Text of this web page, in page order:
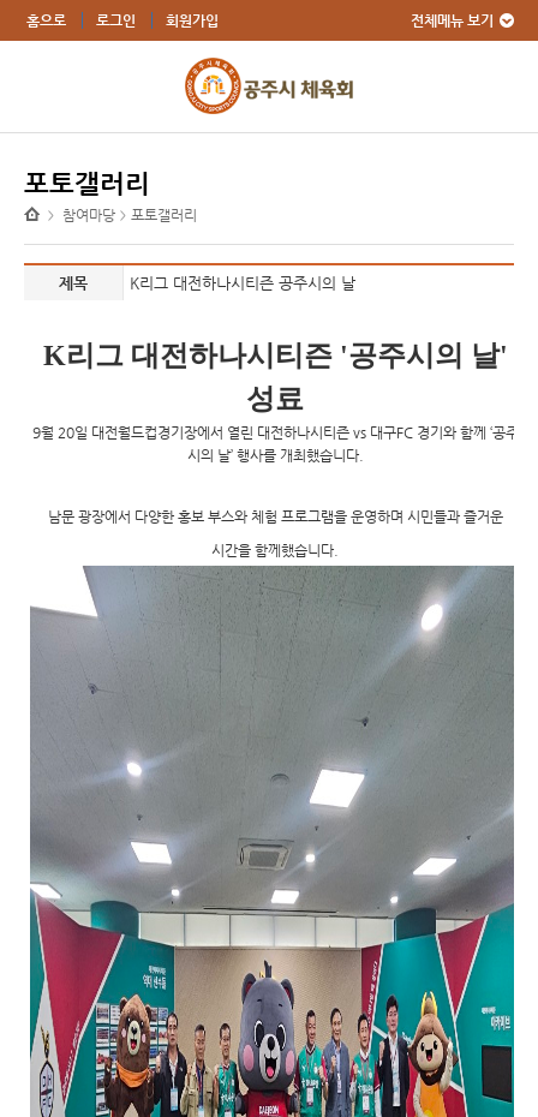
홈으로 로그인 회원가입 전체메뉴 보기
포토갤러리
> 참여마당 > 포토갤러리
제목 K리그 대전하나시티즌 공주시의 날
K리그 대전하나시티즌 '공주시의 날'
성료
9월 20일 대전월드컵경기장에서 열린 대전하나시티즌 vs 대구FC 경기 와 함께 ‘공주
시의 날’ 행사를 개최했습니다.
남문 광장에서 다양한 홍보 부스와 체험 프로그램을 운영하며 시민들과 즐거운
시간을 함께했습니다.